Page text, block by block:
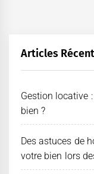
Articles
Gestion locative
bien ?
Des astuces de
votre bien lors